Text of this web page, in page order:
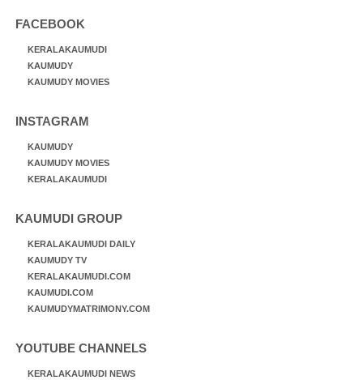
FACEBOOK
KERALAKAUMUDI
KAUMUDY
KAUMUDY MOVIES
INSTAGRAM
KAUMUDY
KAUMUDY MOVIES
KERALAKAUMUDI
KAUMUDI GROUP
KERALAKAUMUDI DAILY
KAUMUDY TV
KERALAKAUMUDI.COM
KAUMUDI.COM
KAUMUDYMATRIMONY.COM
YOUTUBE CHANNELS
KERALAKAUMUDI NEWS